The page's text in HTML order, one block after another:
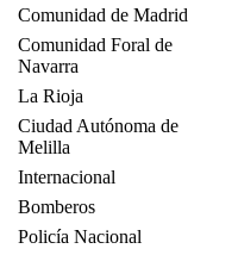
Comunidad de Madrid
Comunidad Foral de
Navarra
La Rioja
Ciudad Autónoma de
Melilla
Internacional
Bomberos
Policía Nacional